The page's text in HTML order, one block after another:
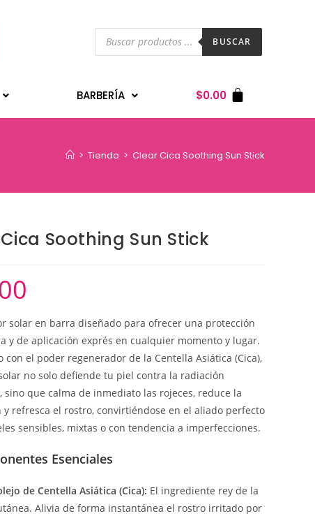
BUSCAR
BARBERÍA $0.00
> Tienda > Clear Cica Soothing Sun Stick
Soothing Sun Stick
solar en barra diseñado para ofrecer una protección
y de aplicación exprés en cualquier momento y lugar.
con el poder regenerador de la Centella Asiática (Cica),
no solo defiende tu piel contra la radiación
sino que calma de inmediato las rojeces, reduce la
y refresca el rostro, convirtiéndose en el aliado perfecto
sensibles, mixtas o con tendencia a imperfecciones.
Esenciales
de Centella Asiática (Cica): El ingrediente rey de la
Alivia de forma instantánea el rostro irritado por